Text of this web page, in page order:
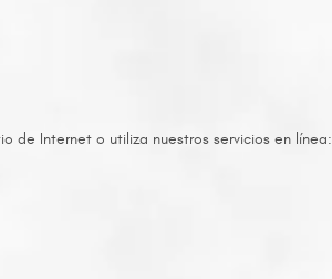
de Internet o utiliza nuestros servicios en línea: